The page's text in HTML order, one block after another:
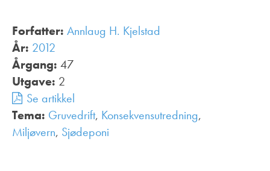
Forfatter: Annlaug H. Kjelstad
År: 2012
Årgang: 47
Utgave: 2
Se artikkel
Tema: Gruvedrift, Konsekvensutredning,
Miljøvern, Sjødeponi